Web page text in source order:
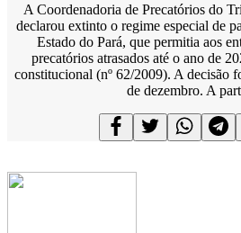
A Coordenadoria de Precatórios do
declarou extinto o regime especial de
Estado do Pará, que permitia aos
precatórios atrasados até o ano de
constitucional (nº 62/2009). A decisão
de dezembro. A